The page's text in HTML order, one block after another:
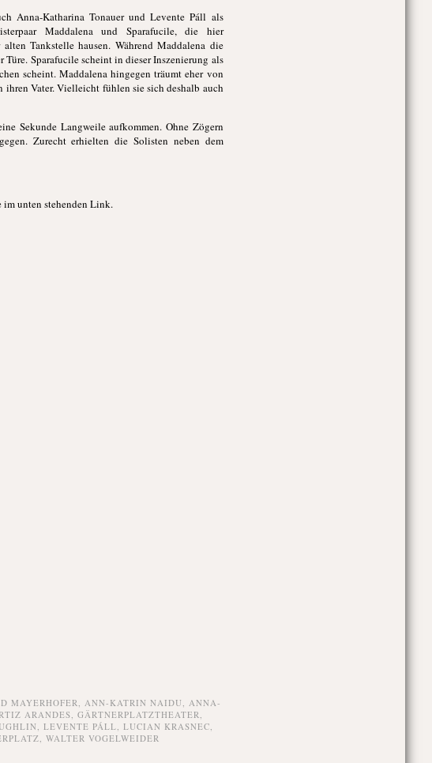
Anna-Katharina Tonauer und Levente Páll als
Maddalena und Sparafucile, die hier
Tankstelle hausen. Während Maddalena die
Sparafucile scheint in dieser Inszenierung als
scheint. Maddalena hingegen träumt eher von
ihren Vater. Vielleicht fühlen sie sich deshalb auch
Sekunde Langweile aufkommen. Ohne Zögern
Zurecht erhielten die Solisten neben dem
im unten stehenden Link.
MAYERHOFER, ANN-KATRIN NAIDU, ANNA-
ARANDES, GÄRTNERPLATZTHEATER,
, LEVENTE PÁLL, LUCIAN KRASNEC,
, WALTER VOGELWEIDER